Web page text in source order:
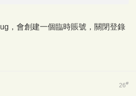
，會創建一個臨時賬號，關閉登錄
26#